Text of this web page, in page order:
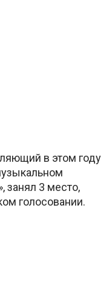
в этом году
занял 3 место,
голосовании.